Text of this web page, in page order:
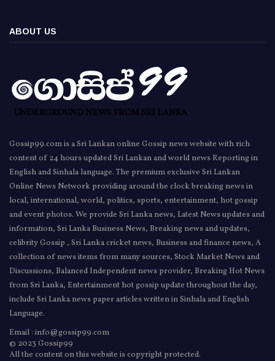
ABOUT US
Gossip99.com is a Sri Lankan online Gossip news website with rich
content of 24 hours updated Sri Lankan and world news Reporting in
English and Sinhala language. The premium exclusive Sri Lankan
Online News Network providing around the clock breaking news in
local, international, world, politics, sports, entertainment, hot gossip
and event photos. We provide Sri Lanka news, Latest News updates and
information, Sri Lanka Business News, Breaking news and updates,
celibrity Gossip , Sri Lanka cricket news, Business and finance news, A
collection of news items from many sources, Stock Market News and
Discussions, Balanced Independent news provider, Breaking Hot News
from Sri Lanka, Entertainment hot gossip update throughout the day,
include Sri Lanka news paper articles written in Sinhala and English
Language.
Email : info@gossip99.com
© 2023 Gossip99
All the content on this website is copyright protected.